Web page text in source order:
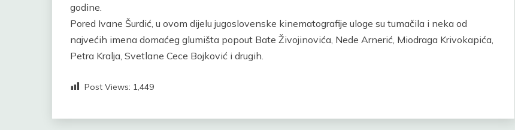
godine.
Pored Ivane Šurdić, u ovom dijelu jugoslovenske kinematografije uloge su tumačila i neka od
najvećih imena domaćeg glumišta popout Bate Živojinovića, Nede Arnerić, Miodraga Krivokapića,
Petra Kralja, Svetlane Cece Bojković i drugih.
Post Views: 1,449